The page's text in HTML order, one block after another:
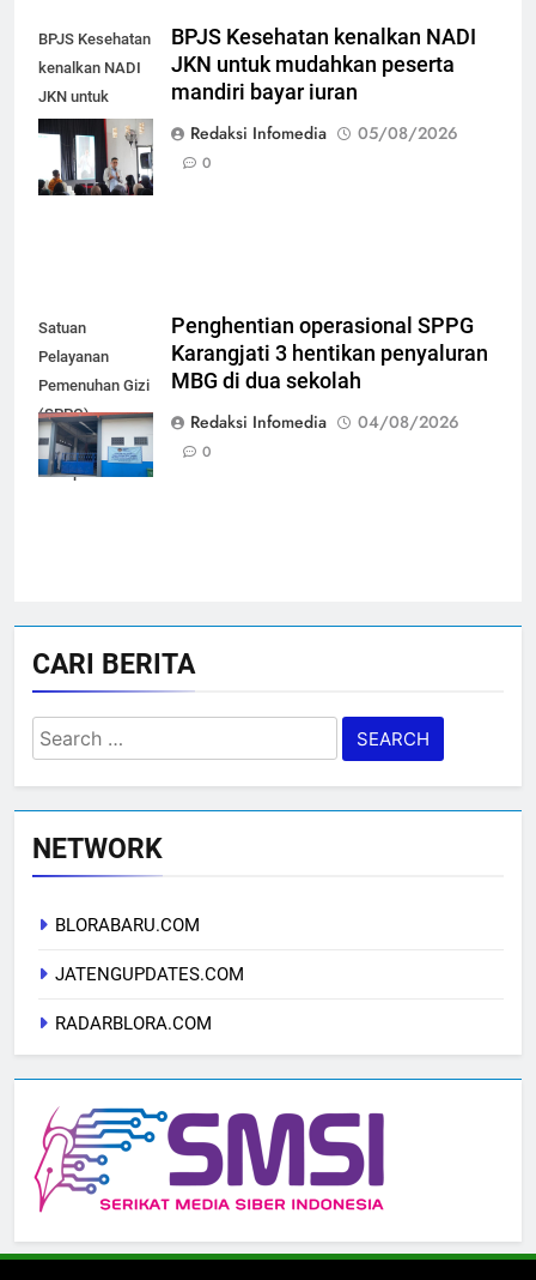
BPJS Kesehatan
kenalkan NADI
JKN untuk
mudahkan
peserta mandiri
bayar iuran
BPJS Kesehatan kenalkan NADI
JKN untuk mudahkan peserta
mandiri bayar iuran
Redaksi Infomedia
05/08/2026
0
Satuan
Pelayanan
Pemenuhan Gizi
(SPPG)
Karangjati 3 di
Kabupaten Blora
Penghentian operasional SPPG
Karangjati 3 hentikan penyaluran
MBG di dua sekolah
Redaksi Infomedia
04/08/2026
0
CARI BERITA
Search
for:
NETWORK
BLORABARU.COM
JATENGUPDATES.COM
RADARBLORA.COM